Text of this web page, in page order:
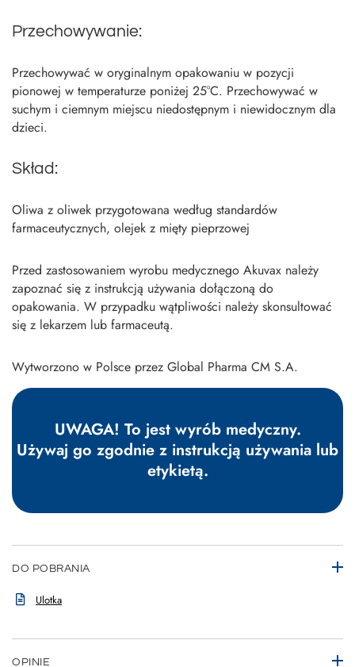
Przechowywanie:
Przechowywać w oryginalnym opakowaniu w pozycji
pionowej w temperaturze poniżej 25°C. Przechowywać w
suchym i ciemnym miejscu niedostępnym i niewidocznym dla
dzieci.
Skład:
Oliwa z oliwek przygotowana według standardów
farmaceutycznych, olejek z mięty pieprzowej
Przed zastosowaniem wyrobu medycznego Akuvax należy
zapoznać się z instrukcją używania dołączoną do
opakowania. W przypadku wątpliwości należy skonsultować
się z lekarzem lub farmaceutą.
Wytworzono w Polsce przez Global Pharma CM S.A.
UWAGA! To jest wyrób medyczny.
Używaj go zgodnie z instrukcją używania lub
etykietą.
DO POBRANIA
Ulotka
OPINIE